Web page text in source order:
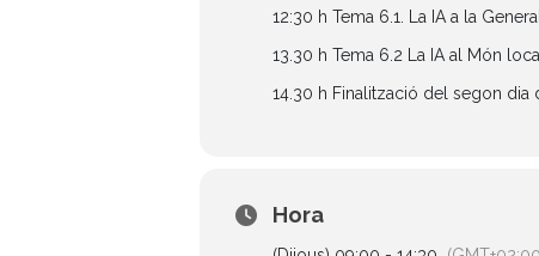
12:30 h Tema 6.1. La IA a la
13.30 h Tema 6.2 La IA al Món
14.30 h Finalització del segon dia
Hora